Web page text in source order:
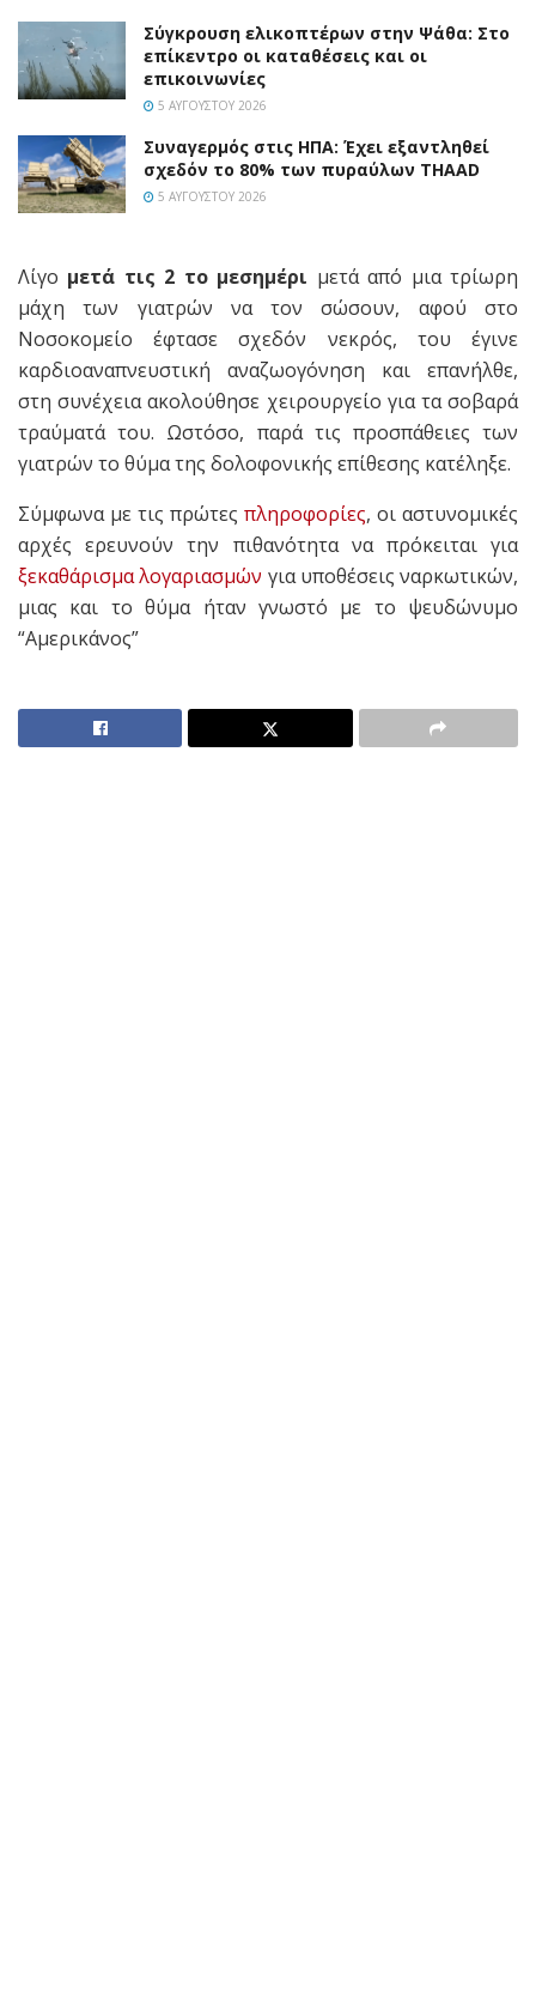
Σύγκρουση ελικοπτέρων στην Ψάθα: Στο
επίκεντρο οι καταθέσεις και οι
επικοινωνίες
5 ΑΥΓΟΎΣΤΟΥ 2026
Συναγερμός στις ΗΠΑ: Έχει εξαντληθεί
σχεδόν το 80% των πυραύλων THAAD
5 ΑΥΓΟΎΣΤΟΥ 2026
Λίγο μετά τις 2 το μεσημέρι μετά από μια τρίωρη
μάχη των γιατρών να τον σώσουν, αφού στο
Νοσοκομείο έφτασε σχεδόν νεκρός, του έγινε
καρδιοαναπνευστική αναζωογόνηση και επανήλθε,
στη συνέχεια ακολούθησε χειρουργείο για τα σοβαρά
τραύματά του. Ωστόσο, παρά τις προσπάθειες των
γιατρών το θύμα της δολοφονικής επίθεσης κατέληξε.
Σύμφωνα με τις πρώτες πληροφορίες, οι αστυνομικές
αρχές ερευνούν την πιθανότητα να πρόκειται για
ξεκαθάρισμα λογαριασμών για υποθέσεις ναρκωτικών,
μιας και το θύμα ήταν γνωστό με το ψευδώνυμο
“Αμερικάνος”